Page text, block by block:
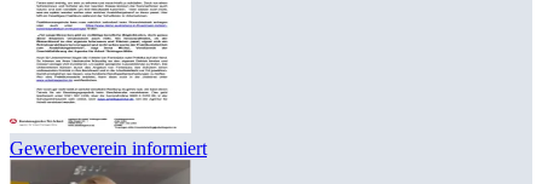
Gewerbeverein informiert